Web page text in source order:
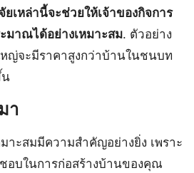
ยเหล่านี้จะช่วยให้เจ้าของกิจการ
มาณได้อย่างเหมาะสม. ตัวอย่าง
หญ่จะมีราคาสูงกว่าบ้านในชนบท
น
า
าะสมมีความสำคัญอย่างยิ่ง เพราะ
อบในการก่อสร้างบ้านของคุณ